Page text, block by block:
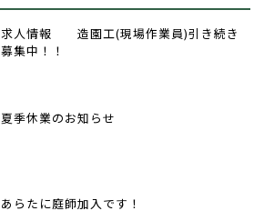
求人情報 造園工(現場作業員)引き続き
募集中！！
夏季休業のお知らせ
あらたに庭師加入です！